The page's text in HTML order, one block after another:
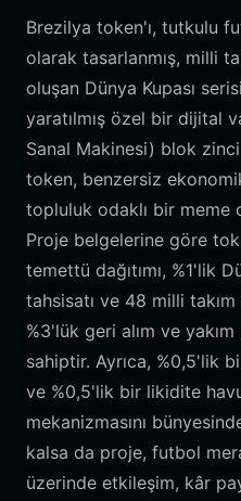
Brezilya token'ı, tutkulu
olarak tasarlanmış, milli
oluşan Dünya Kupası
yaratılmış özel bir dijital
Sanal Makinesi) blok
token, benzersiz
topluluk odaklı bir meme
Proje belgelerine göre
temettü dağıtımı, %1'lik
tahsisatı ve 48 milli
%3'lük geri alım ve
sahiptir. Ayrıca, %0,5'lik
ve %0,5'lik bir likidite
mekanizmasını
kalsa da proje, futbol
üzerinde etkileşim, kâr